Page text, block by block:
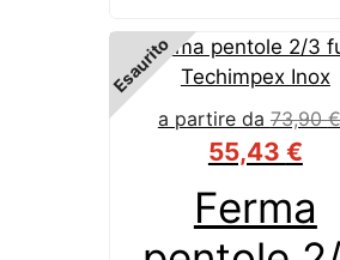
Esaurito
Ferma
a partire da 73,90€
55,43 €